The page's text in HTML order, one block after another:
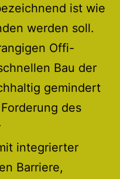
ist wie
werden soll.
Offi-
Bau der
gemindert
des
integrierter
Barriere,